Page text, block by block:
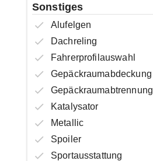
Sonstiges
Alufelgen
Dachreling
Fahrerprofilauswahl
Gepäckraumabdeckung
Gepäckraumabtrennung
Katalysator
Metallic
Spoiler
Sportausstattung